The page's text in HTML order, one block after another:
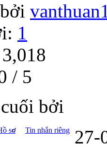
1
/ 5
bởi
sơ
Tin nhắn riêng 27-